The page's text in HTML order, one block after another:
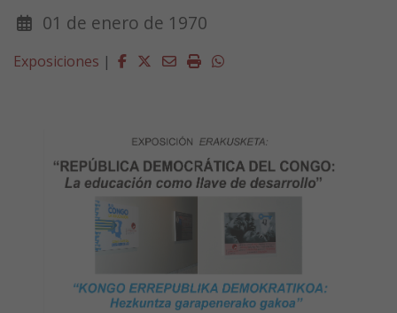
01 de enero de 1970
Exposiciones | Facebook
Twitter
EmailImprimirWhatsapp